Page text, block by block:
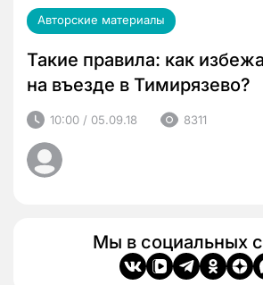
Авторские материалы
Такие правила: как
на въезде в Тимирязево?
10:00 / 05.09.18 8311
Мы в социальных